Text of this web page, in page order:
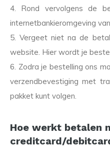
4. Rond vervolgens de
internetbankieromgeving
5. Vergeet niet na de
website. Hier wordt je
6. Zodra je bestelling ons
verzendbevestiging met
pakket kunt volgen.
Hoe werkt betalen
creditcard/